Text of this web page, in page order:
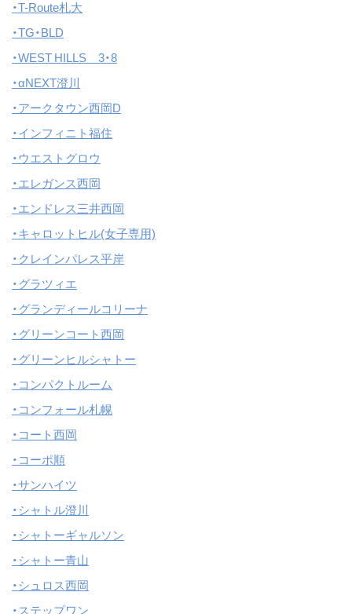
・T-Route札大
・TG・BLD
・WEST HILLS 3・8
・αNEXT澄川
・アークタウン西岡D
・インフィニト福住
・ウエストグロウ
・エレガンス西岡
・エンドレス三井西岡
・キャロットヒル(女子専用)
・クレインパレス平岸
・グラツィエ
・グランディールコリーナ
・グリーンコート西岡
・グリーンヒルシャトー
・コンパクトルーム
・コンフォール札幌
・コート西岡
・コーポ順
・サンハイツ
・シャトル澄川
・シャトーギャルソン
・シャトー青山
・シュロス西岡
・ステップワン